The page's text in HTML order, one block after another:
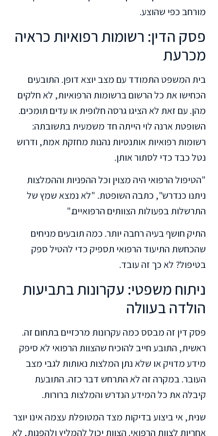
מורחב כפי שהוצע.
פסק הדין: רשומות רפואיות כראיה
מכרעת
בית המשפט התמודד עם מצב יוצא דופן. התובעים
הכחישו את כל הרשום ברשומות הרפואיות, לא חלקים
מהן. עם זאת לא הציגו גרסה חלופית או עדים תומכים.
השופטת ארנה לוי הייתה חד משמעית בתשובתה:
רשומות רפואיות אותנטיות נהנות מחזקת אמת, ודרוש
נטל כבד כדי לסתור אותן.
"הטיפול הרפואי היה מצוין וכל ההפניות וההמלצות
ניתנו כנדרש", כתבה השופטת. "לא נמצא שמץ של
התרשלות בפעולות הצוותים הרפואיים."
התיק חושף בעיה רחבה יותר. כמה תובעים מניחים
שהכחשת התיעוד הרפואי תספיק כדי להטיל ספק
בטיפול? לא כך זה עובד.
ניתוח משפטי: עקרונות בתביעות
הולדה בעוולה
פסק דין זה מבסס כמה עקרונות מרכזיים בתחום זה.
ראשית, התובע חייב להוכיח שהצוות הרפואי לא סיפק
מידע מדויק או שלא נתן המלצות נאותות לגבי מצב
העובר. במקרה זה לא התרחש דבר כזה. התובעת
קיבלה את כל המידע הנדרש והמלצות ברורות.
שנית, אי ביצוע בדיקות מצד המטופלת עצמה אינו יוצר
אחריות לצוות הרפואי. הצוות יכול להמליץ ולהפנות, לא